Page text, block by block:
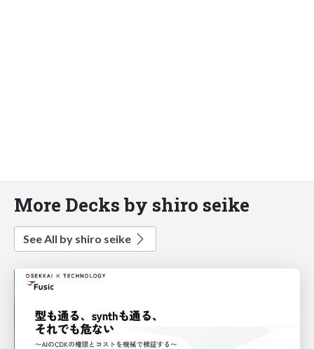
More Decks by shiro seike
See All by shiro seike